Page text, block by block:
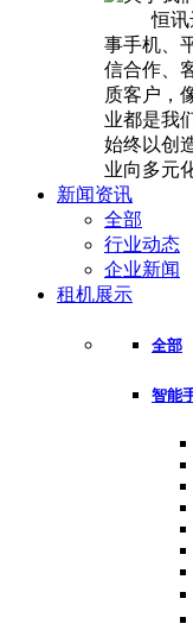
恒讯达
事手机、
信合作、
质客户，
业都是我
始终以创
业向多元
新闻资讯
全部
行业动态
企业新闻
租机展示
全部
智能